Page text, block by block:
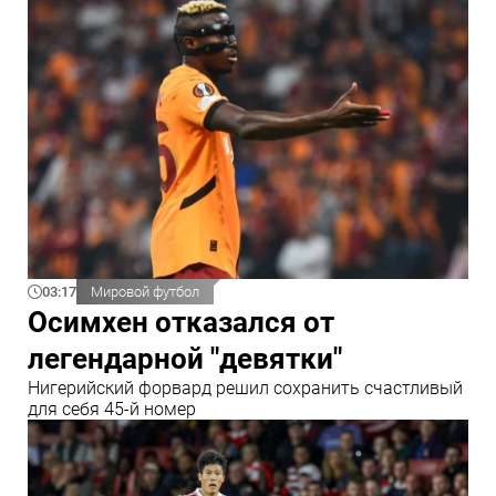
03:17 Мировой футбол
Осимхен отказался от
легендарной "девятки"
Нигерийский форвард решил сохранить счастливый
для себя 45-й номер